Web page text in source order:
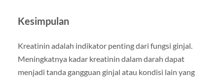
Kesimpulan
Kreatinin adalah indikator penting dari fungsi ginjal.
Meningkatnya kadar kreatinin dalam darah dapat
menjadi tanda gangguan ginjal atau kondisi lain yang